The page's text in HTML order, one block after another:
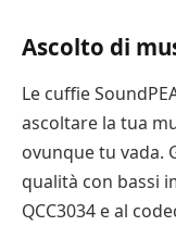
Ascolto di
Le cuffie
ascoltare la tua
ovunque tu vada.
qualità con bassi
QCC3034 e al